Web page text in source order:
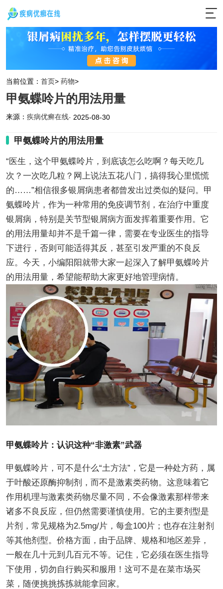
当前位置： 首页> 药物>
甲氨蝶呤片的用法用量
来源： 疾病优癣在线· 2025-08-30
甲氨蝶呤片的用法用量
“医生，这个甲氨蝶呤片，到底该怎么吃啊？每天吃几
次？一次吃几粒？网上说法五花八门，搞得我心里慌慌
的……”相信很多银屑病患者都曾发出过类似的疑问。甲
氨蝶呤片，作为一种常用的免疫调节剂，在治疗中重度
银屑病，特别是关节型银屑病方面发挥着重要作用。它
的用法用量却并不是千篇一律，需要在专业医生的指导
下进行，否则可能适得其反，甚至引发严重的不良反
应。今天，小编阳阳就带大家一起深入了解甲氨蝶呤片
的用法用量，希望能帮助大家更好地管理病情。
甲氨蝶呤片：认识这种“非激素”武器
甲氨蝶呤片，可不是什么“土方法”，它是一种处方药，属
于叶酸还原酶抑制剂，而不是激素类药物。这意味着它
作用机理与激素类药物尽量不同，不会像激素那样带来
诸多不良反应，但仍然需要谨慎使用。它的主要剂型是
片剂，常见规格为2.5mg/片，每盒100片；也存在注射剂
等其他剂型。价格方面，由于品牌、规格和地区差异，
一般在几十元到几百元不等。记住，它必须在医生指导
下使用，切勿自行购买和服用！这可不是在菜市场买
菜，随便挑挑拣拣就能拿回家。